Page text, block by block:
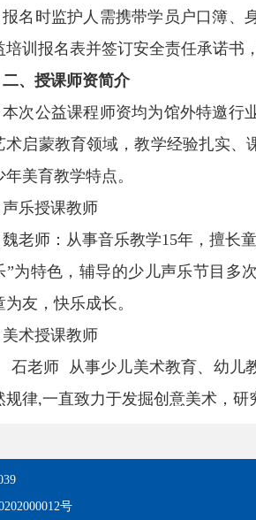
报名时监护人需携带学员户口簿、
培训报名表并签订安全责任承诺书
二、授课师资简介
本次公益课程师资均为馆外特邀行
术启蒙教育领域，教学经验扎实、
年美育教学特点。
声乐授课教师
魏老师：从事音乐教学15年，擅长
”为特色，辅导的少儿声乐节目多
为友，快乐成长。
美术授课教师
师 从事少儿美术教育、幼儿教
规律,一直致力于发掘创意美术，
号